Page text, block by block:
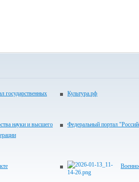
государственных
Культура.рф
науки и высшего
Федеральный портал